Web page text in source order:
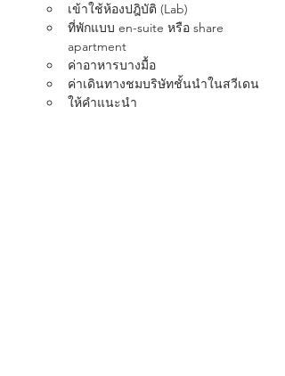
เข้าใช้ห้องปฎิบัติ (Lab)
ที่พักแบบ en-suite หรือ share
apartment
ค่าอาหารบางมื้อ
ค่าเดินทางชมบริษัทชั้นนำในสวีเดน
ให้คำแนะนำ